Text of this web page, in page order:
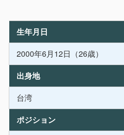
生年月日
2000年6月12日（26歳）
出身地
台湾
ポジション